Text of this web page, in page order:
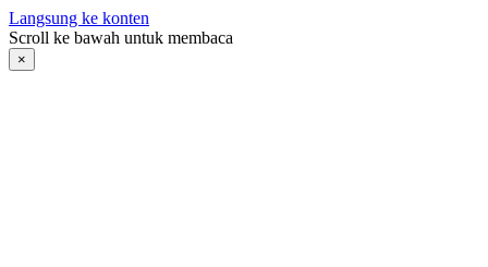
Langsung ke konten
Scroll ke bawah untuk membaca
×